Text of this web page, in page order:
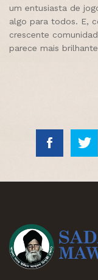
um entusiasta de
algo para todos. E,
crescente
parece mais